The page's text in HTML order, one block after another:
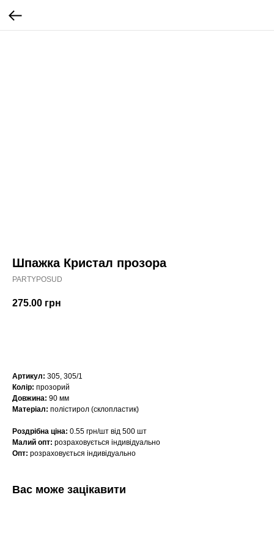
Шпажка Кристал прозора
PARTYPOSUD
275.00 грн
Артикул: 305, 305/1
Колір: прозорий
Довжина: 90 мм
Матеріал: полістирол (склопластик)
Роздрібна ціна: 0.55 грн/шт від 500 шт
Малий опт: розраховується індивідуально
Опт: розраховується індивідуально
Вас може зацікавити